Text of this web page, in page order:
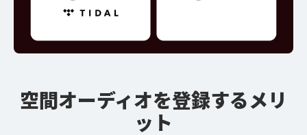
空間オーディオを登録するメリ
ット